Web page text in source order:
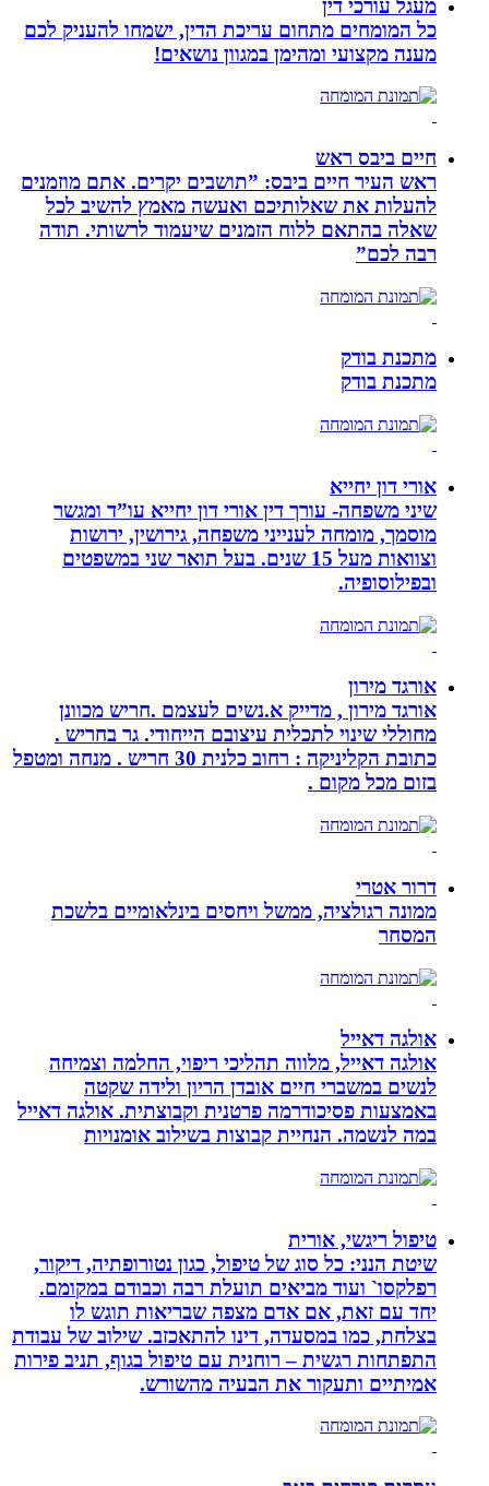
מעגל עורכי דין
כל המומחים מתחום עריכת הדין, ישמחו להעניק לכם
מענה מקצועי ומהימן במגוון נושאים!
חיים ביבס ראש
ראש העיר חיים ביבס: ”תושבים יקרים. אתם מוזמנים
להעלות את שאלותיכם ואעשה מאמץ להשיב לכל
שאלה בהתאם ללוח הזמנים שיעמוד לרשותי. תודה
רבה לכם”
מתכנת בודק
מתכנת בודק
אורי דון יחייא
שיני משפחה- עורך דין אורי דון יחייא עו”ד ומגשר
מוסמך, מומחה לענייני משפחה, גירושין, ירושות
וצוואות מעל 15 שנים. בעל תואר שני במשפטים
ובפילוסופיה.
אורגד מירון
אורגד מירון , מדייק א.נשים לעצמם .חריש מכוונן
מחוללי שינוי לתכלית עיצובם הייחודי. גר בחריש .
כתובת הקליניקה : רחוב כלנית 30 חריש . מנחה ומטפל
בזום מכל מקום .
דרור אטרי
ממונה רגולציה, ממשל ויחסים בינלאומיים בלשכת
המסחר
אולגה דאייל
אולגה דאייל, מלווה תהליכי ריפוי, החלמה וצמיחה
לנשים במשברי חיים אובדן הריון ולידה שקטה
באמצעות פסיכודרמה פרטנית וקבוצתית. אולגה דאייל
במה לנשמה. ‏הנחיית קבוצות בשילוב אומנויות‏
טיפול ריגשי, אורית
שיטת הנני: כל סוג של טיפול, כגון נטורופתיה, דיקור,
רפלקסו` ועוד מביאים תועלת רבה וכבודם במקומם.
יחד עם זאת, אם אדם מצפה שבריאות תוגש לו
בצלחת, כמו במסעדה, דינו להתאכזב. שילוב של עבודת
התפתחות רגשית – רוחנית עם טיפול בגוף, תניב פירות
אמיתיים ותעקור את הבעיה מהשורש.